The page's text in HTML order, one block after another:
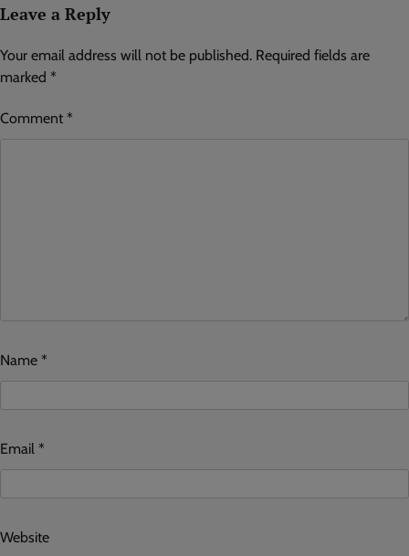
Leave a Reply
Your email address will not be published. Required fields are
marked *
Comment *
Name *
Email *
Website